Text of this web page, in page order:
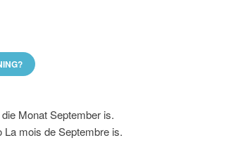
Monat September is.
La mois de Septembre is.